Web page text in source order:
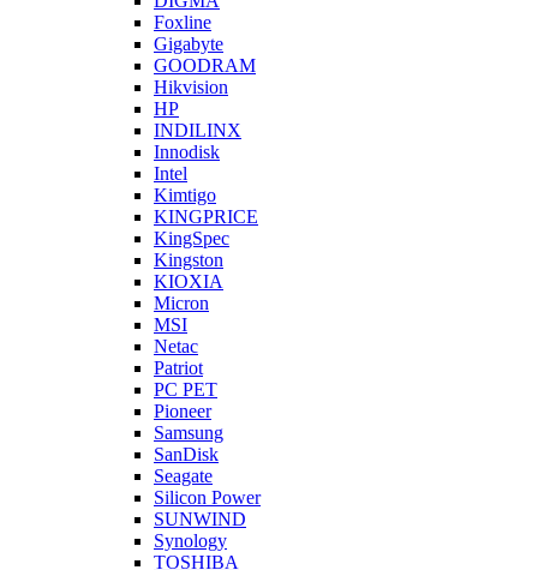
Foxline
Gigabyte
GOODRAM
Hikvision
HP
INDILINX
Innodisk
Intel
Kimtigo
KINGPRICE
KingSpec
Kingston
KIOXIA
Micron
MSI
Netac
Patriot
PC PET
Pioneer
Samsung
SanDisk
Seagate
Silicon Power
SUNWIND
Synology
TOSHIBA